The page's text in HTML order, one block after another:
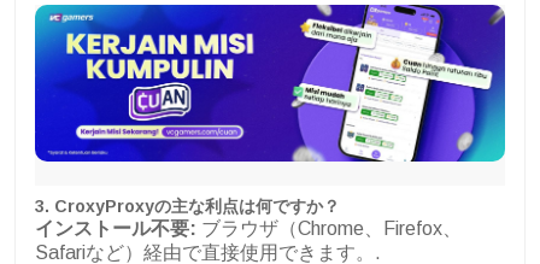
3. CroxyProxyの主な利点は何ですか？
インストール不要: ブラウザ（Chrome、Firefox、
Safariなど）経由で直接使用できます。.